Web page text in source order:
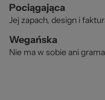
Pociągająca
Jej zapach, design i
Wegańska
Nie ma w sobie ani